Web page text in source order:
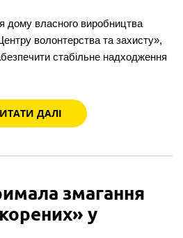
власного виробництва
волонтерства та захисту»,
стабільне надходження
ДАЛІ
змагання
у